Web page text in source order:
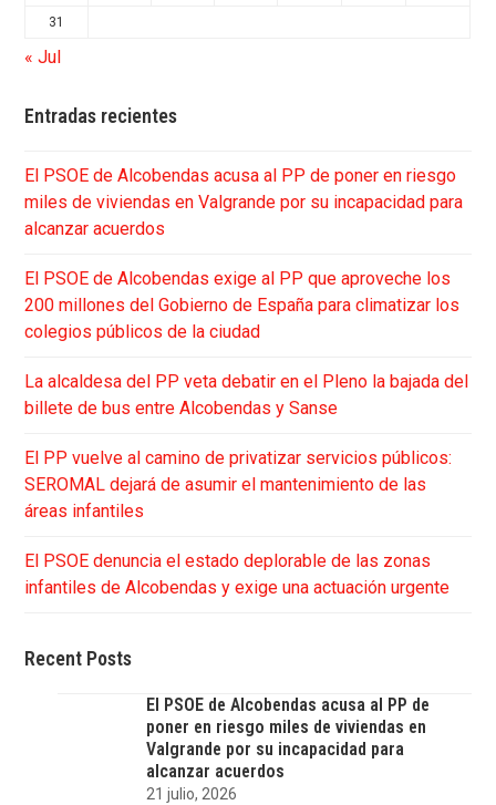
31
« Jul
Entradas recientes
El PSOE de Alcobendas acusa al PP de poner en riesgo
miles de viviendas en Valgrande por su incapacidad para
alcanzar acuerdos
El PSOE de Alcobendas exige al PP que aproveche los
200 millones del Gobierno de España para climatizar los
colegios públicos de la ciudad
La alcaldesa del PP veta debatir en el Pleno la bajada del
billete de bus entre Alcobendas y Sanse
El PP vuelve al camino de privatizar servicios públicos:
SEROMAL dejará de asumir el mantenimiento de las
áreas infantiles
El PSOE denuncia el estado deplorable de las zonas
infantiles de Alcobendas y exige una actuación urgente
Recent Posts
El PSOE de Alcobendas acusa al PP de
poner en riesgo miles de viviendas en
Valgrande por su incapacidad para
alcanzar acuerdos
21 julio, 2026